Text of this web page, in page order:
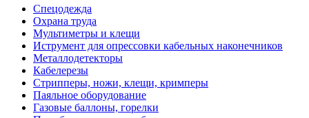
Спецодежда
Охрана труда
Мультиметры и клещи
Иструмент для опрессовки кабельных наконечников
Металлодетекторы
Кабелерезы
Стрипперы, ножи, клещи, кримперы
Паяльное оборудование
Газовые баллоны, горелки